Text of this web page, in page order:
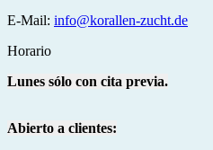
E-Mail: info@korallen-zucht.de
Horario
Lunes sólo con cita previa.
Abierto a clientes: